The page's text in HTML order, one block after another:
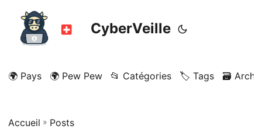
CyberVeille
🌍 Pays 🌍 Pew Pew 📂 Catégories 🏷️ Tags 🗃️
Accueil » Posts